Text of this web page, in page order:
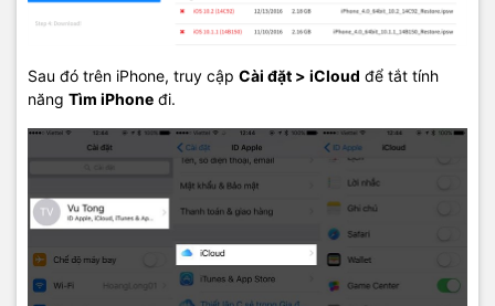
Sau đó trên iPhone, truy cập Cài đặt > iCloud để tắt tính
năng Tìm iPhone đi.